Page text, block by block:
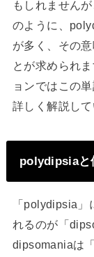
もしれません
のように、
が多く、その
とが求められ
ョンではこの
詳しく解説して
polydipsiaと
「polydipsia
れるのが「
dipsomaniaは